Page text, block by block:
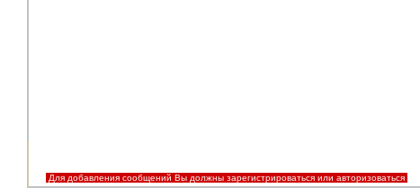
Для добавления сообщений Вы должны зарегистрироваться или авторизоваться